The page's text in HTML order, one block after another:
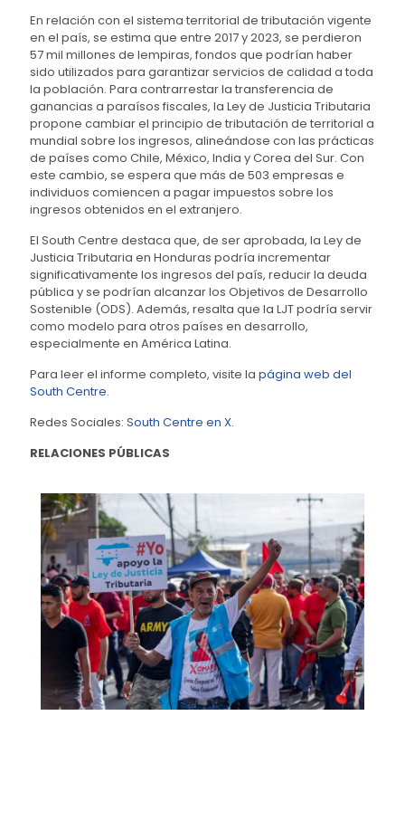
En relación con el sistema territorial de tributación vigente
en el país, se estima que entre 2017 y 2023, se perdieron
57 mil millones de lempiras, fondos que podrían haber
sido utilizados para garantizar servicios de calidad a toda
la población. Para contrarrestar la transferencia de
ganancias a paraísos fiscales, la Ley de Justicia Tributaria
propone cambiar el principio de tributación de territorial a
mundial sobre los ingresos, alineándose con las prácticas
de países como Chile, México, India y Corea del Sur. Con
este cambio, se espera que más de 503 empresas e
individuos comiencen a pagar impuestos sobre los
ingresos obtenidos en el extranjero.
El South Centre destaca que, de ser aprobada, la Ley de
Justicia Tributaria en Honduras podría incrementar
significativamente los ingresos del país, reducir la deuda
pública y se podrían alcanzar los Objetivos de Desarrollo
Sostenible (ODS). Además, resalta que la LJT podría servir
como modelo para otros países en desarrollo,
especialmente en América Latina.
Para leer el informe completo, visite la página web del
South Centre.
Redes Sociales: South Centre en X.
RELACIONES PÚBLICAS